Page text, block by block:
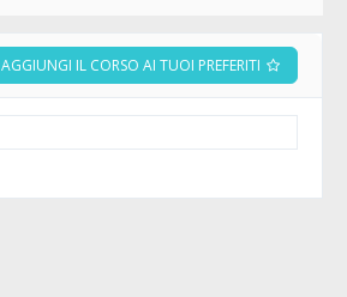
AGGIUNGI IL CORSO AI TUOI PREFERITI